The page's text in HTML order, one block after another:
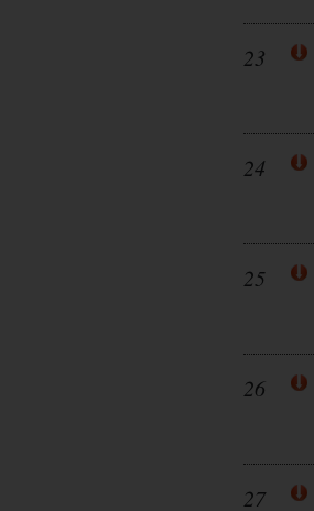
23
24
25
26
27